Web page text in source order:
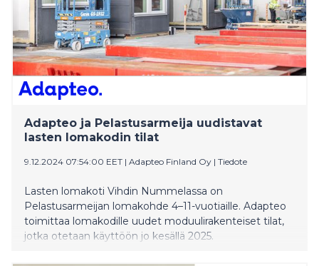
Adapteo ja Pelastusarmeija uudistavat
lasten lomakodin tilat
9.12.2024 07:54:00 EET | Adapteo Finland Oy | Tiedote
Lasten lomakoti Vihdin Nummelassa on
Pelastusarmeijan lomakohde 4–11-vuotiaille. Adapteo
toimittaa lomakodille uudet moduulirakenteiset tilat,
jotka otetaan käyttöön jo kesällä 2025.